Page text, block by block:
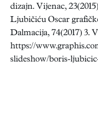
dizajn. Vijenac,
Ljubičiću Oscar
Dalmacija, 74(2017) 3.
https://
slideshow/boris-